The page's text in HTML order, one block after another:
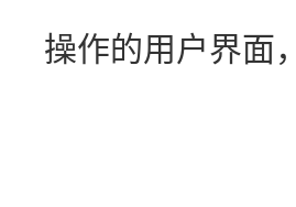
操作的用户界面